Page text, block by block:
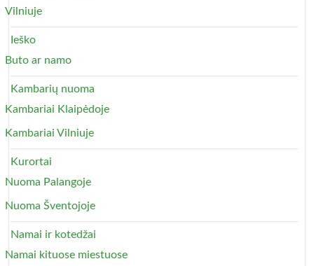
Vilniuje
Ieško
Buto ar namo
Kambarių nuoma
Kambariai Klaipėdoje
Kambariai Vilniuje
Kurortai
Nuoma Palangoje
Nuoma Šventojoje
Namai ir kotedžai
Namai kituose miestuose